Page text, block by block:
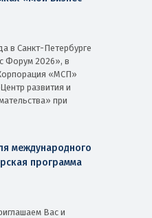
в Санкт-Петербурге
Форум 2026», в
«МСП»
развития и
при
международного
программа
Вас и